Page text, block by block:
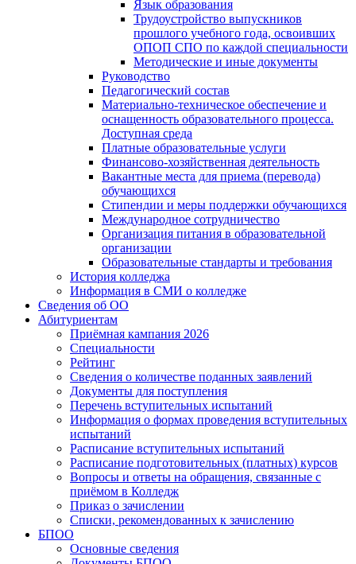
Язык образования
Трудоустройство выпускников
прошлого учебного года, освоивших
ОПОП СПО по каждой специальности
Методические и иные документы
Руководство
Педагогический состав
Материально-техническое обеспечение и
оснащенность образовательного процесса.
Доступная среда
Платные образовательные услуги
Финансово-хозяйственная деятельность
Вакантные места для приема (перевода)
обучающихся
Стипендии и меры поддержки обучающихся
Международное сотрудничество
Организация питания в образовательной
организации
Образовательные стандарты и требования
История колледжа
Информация в СМИ о колледже
Сведения об ОО
Абитуриентам
Приёмная кампания 2026
Специальности
Рейтинг
Сведения о количестве поданных заявлений
Документы для поступления
Перечень вступительных испытаний
Информация о формах проведения вступительных
испытаний
Расписание вступительных испытаний
Расписание подготовительных (платных) курсов
Вопросы и ответы на обращения, связанные с
приёмом в Колледж
Приказ о зачислении
Списки, рекомендованных к зачислению
БПОО
Основные сведения